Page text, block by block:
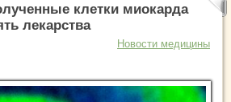
клетки миокарда
лекарства
Новости медицины